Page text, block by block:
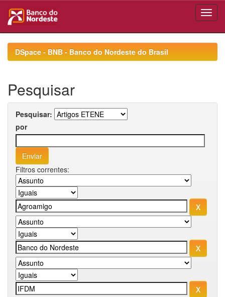
navigationDSpace - BNB - Banco do Nordeste do Brasil
Pesquisar
Pesquisar:
por
Filtros correntes: